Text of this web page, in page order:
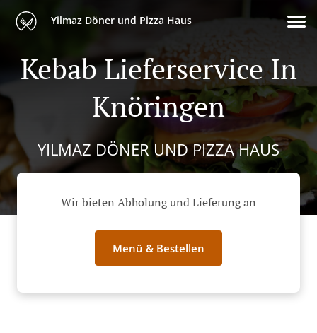
Yilmaz Döner und Pizza Haus
Kebab Lieferservice In
Knöringen
YILMAZ DÖNER UND PIZZA HAUS
Wir bieten Abholung und Lieferung an
Menü & Bestellen